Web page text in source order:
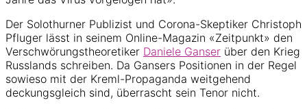
Der Solothurner Publizist und Corona-Skeptiker Christoph
Pfluger lässt in seinem Online-Magazin «Zeitpunkt» den
Verschwörungstheoretiker Daniele Ganser über den Krieg
Russlands schreiben. Da Gansers Positionen in der Regel
sowieso mit der Kreml-Propaganda weitgehend
deckungsgleich sind, überrascht sein Tenor nicht.